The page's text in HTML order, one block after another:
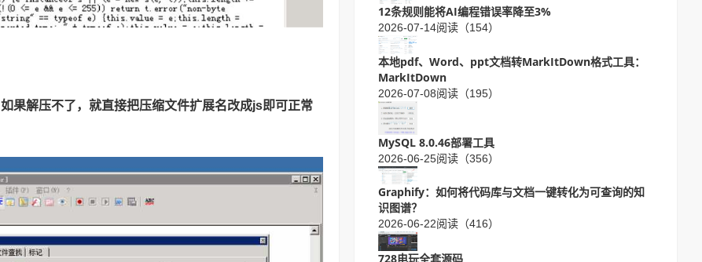
如果解压不了，就直接把压缩文件扩展名改成js即可正常
12条规则能将AI编程错误率降至3%
2026-07-14阅读（154）
本地pdf、Word、ppt文档转MarkItDown格式工具：
MarkItDown
2026-07-08阅读（195）
MySQL 8.0.46部署工具
2026-06-25阅读（356）
Graphify：如何将代码库与文档一键转化为可查询的知
识图谱？
2026-06-22阅读（416）
728电玩全套源码